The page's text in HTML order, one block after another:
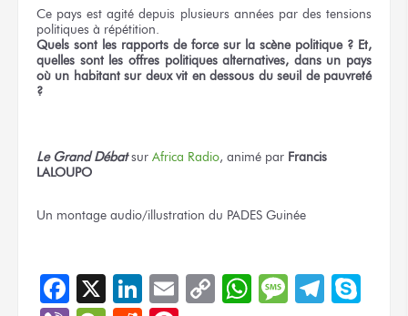
Ce pays est agité depuis plusieurs années par des tensions
politiques à répétition.
Quels sont les rapports de force sur la scène politique ? Et,
quelles sont les offres politiques alternatives, dans un pays
où un habitant sur deux vit en dessous du seuil de pauvreté
?
Le Grand Débatsur Africa Radio, animé par Francis
LALOUPO
Un montage audio/illustration du PADES Guinée
Facebook
X LinkedIn
EmailCopyWhatsApp
Message